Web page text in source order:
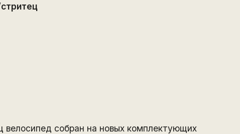
собран на новых комплектующих